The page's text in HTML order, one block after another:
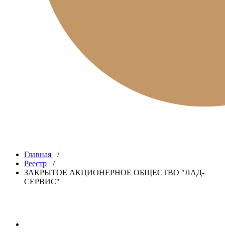
Главная
/
Реестр
/
ЗАКРЫТОЕ АКЦИОНЕРНОЕ ОБЩЕСТВО "ЛАД-
СЕРВИС"